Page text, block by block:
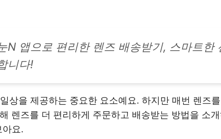
N 앱으로 편리한 렌즈 배송받기, 스마트한
니다!
상을 제공하는 중요한 요소예요. 하지만 매번 렌즈
렌즈를 더 편리하게 주문하고 배송받는 방법을 소
아요.